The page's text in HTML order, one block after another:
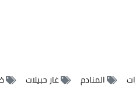
المنادم غار حبيلات